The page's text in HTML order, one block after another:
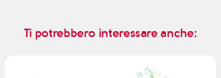
Ti potrebbero interessare anche: